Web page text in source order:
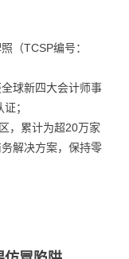
（TCSP编号：
球新四大会计师事
；
，累计为超20万家
解决方案，保持零